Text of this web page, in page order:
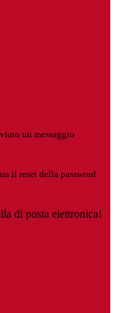
un messaggio
il reset della password
di posta elettronica!